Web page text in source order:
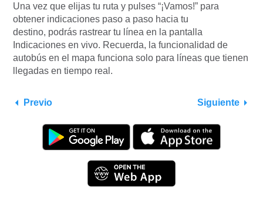
Una vez que elijas tu ruta y pulses “¡Vamos!” para
obtener indicaciones paso a paso hacia tu
destino, podrás rastrear tu línea en la pantalla
Indicaciones en vivo. Recuerda, la funcionalidad de
autobús en el mapa funciona solo para líneas que tienen
llegadas en tiempo real.
Previo Siguiente